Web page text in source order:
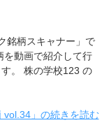
銘柄スキャナー」で
を動画で紹介して行
。 株の学校123 の
vol.34」の続きを読む